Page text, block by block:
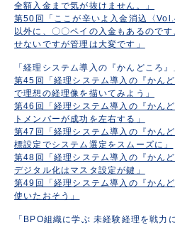
全額入金まで気が抜けません。」
第50回「ここが辛いよ入金消込〈
以外に、〇〇ペイの入金もあるので
せないですが管理は大変です」
「経理システム導入の『かんどころ』
第45回「経理システム導入の『かん
で理想の経理像を描いてみよう」
第46回「経理システム導入の『かん
トメンバーが成功を左右する」
第47回「経理システム導入の『かん
標設定でシステム選定をスムーズに」
第48回「経理システム導入の『かん
デジタル化はマスタ設定が鍵」
第49回「経理システム導入の『かん
使いたおそう」
「BPO組織に学ぶ 未経験経理を戦力